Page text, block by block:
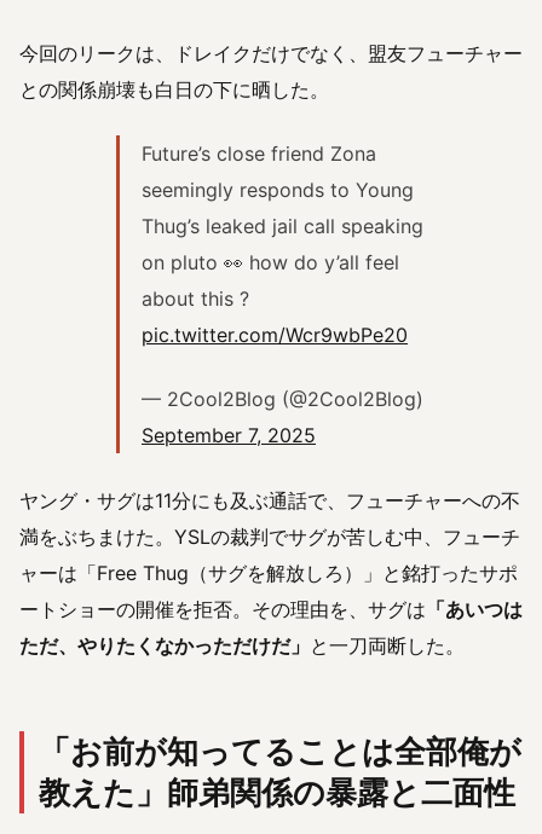
今回のリークは、ドレイクだけでなく、盟友フューチャー
との関係崩壊も白日の下に晒した。
Future’s close friend Zona
seemingly responds to Young
Thug’s leaked jail call speaking
on pluto 👀 how do y’all feel
about this ?
pic.twitter.com/Wcr9wbPe20
— 2Cool2Blog (@2Cool2Blog)
September 7, 2025
ヤング・サグは11分にも及ぶ通話で、フューチャーへの不
満をぶちまけた。YSLの裁判でサグが苦しむ中、フューチ
ャーは「Free Thug（サグを解放しろ）」と銘打ったサポ
ートショーの開催を拒否。その理由を、サグは 「あいつは
ただ、やりたくなかっただけだ」 と一刀両断した。
「お前が知ってることは全部俺が
教えた」 師弟関係の暴露と二面性